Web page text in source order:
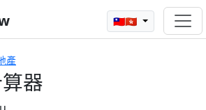
🇹🇼🇭🇰
產
器